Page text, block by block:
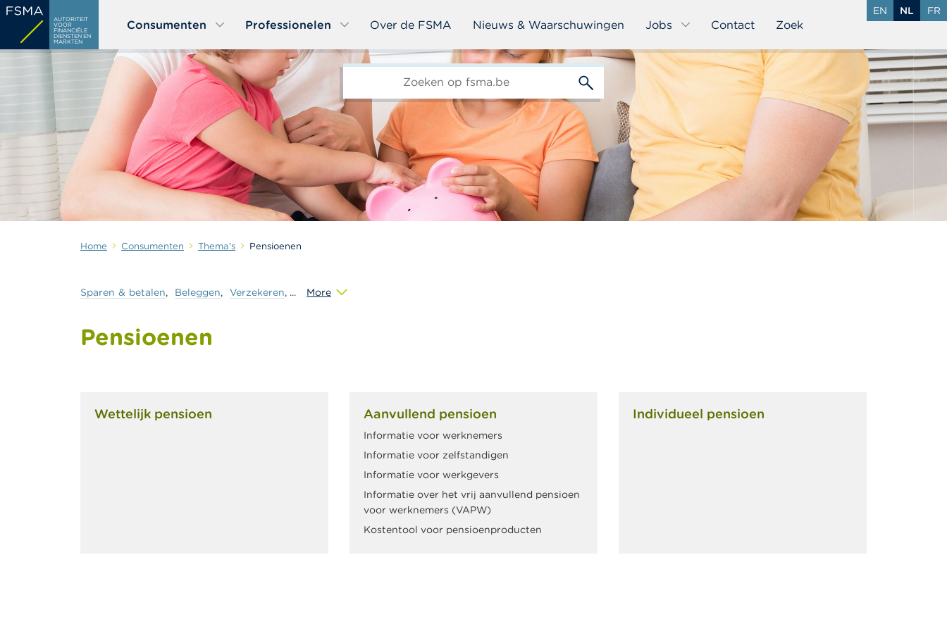
Overslaan
naar
gaan
AUTORITEIT
VOOR
FINANCIËLE
DIENSTEN EN
MARKTEN
Consumenten Professionelen Over de FSMA Nieuws & Waarschuwingen Jobs Contact Zoek
EN NL FR
Home Consumenten Thema's Pensioenen
More
Sparen & betalen Beleggen Verzekeren
Pensioenen
Wettelijk pensioen Aanvullend pensioen
Informatie voor werknemers
Informatie voor zelfstandigen
Informatie voor werkgevers
Informatie over het vrij aanvullend pensioen
voor werknemers (VAPW)
Kostentool voor pensioenproducten
Individueel pensioen